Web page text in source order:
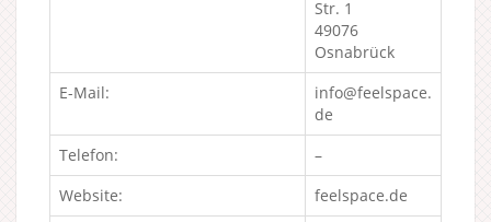
Str. 1
49076
Osnabrück
E-Mail:
info@feelspace.
de
Telefon:
–
Website:
feelspace.de